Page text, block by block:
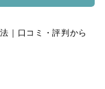
｜口コミ・評判から